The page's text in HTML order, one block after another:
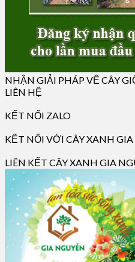
NHẬN GIẢI PHÁP VỀ CÂY
LIÊN HỆ
KẾT NỐI ZALO
KẾT NỐI VỚI CÂY XANH
LIÊN KẾT CÂY XANH GIA